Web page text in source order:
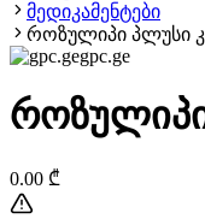
მედიკამენტები
როზულიპი პლუსი
gpc.ge
როზულიპი
0.00 ₾